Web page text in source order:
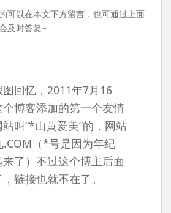
可以在本文下方留言，也可通过上面
及时答复~
回忆，2011年7月16
个博客添加的第一个友情
叫“*山黄爱美”的，网站
（*号是因为年纪
了）不过这个博主后面
链接也就不在了。